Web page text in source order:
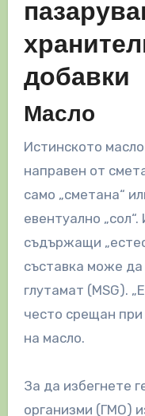
добавки
Масло
Истинското
направен от
само „сметана“
евентуално
съдържащи
съставка може
глутамат (MSG).
често срещан
на масло.
За да избегнете
организми (ГМО)